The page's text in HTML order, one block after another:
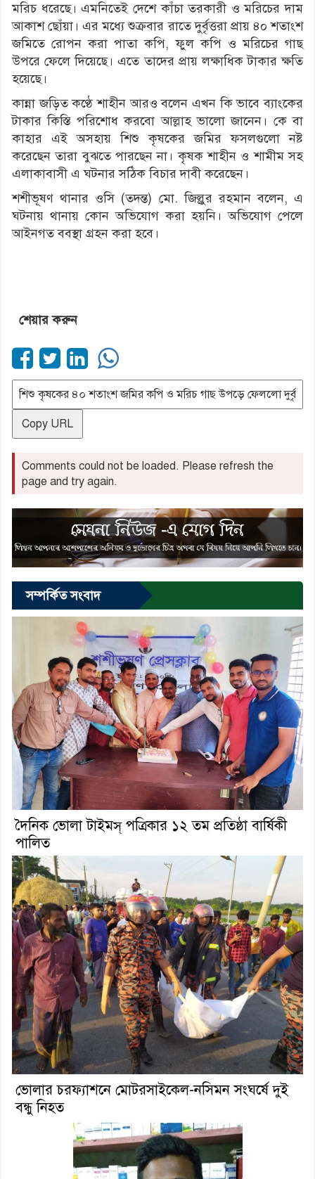
মরিচ ধরেছে। এমনিতেই দেশে কাঁচা তরকারী ও মরিচের দাম
আকাশ ছোঁয়া। এর মধ্যে শুক্রবার রাতে দুর্বৃত্তরা প্রায় ৪০ শতাংশ
জমিতে রোপন করা পাতা কপি, ফুল কপি ও মরিচের গাছ
উপরে ফেলে দিয়েছে। এতে তাদের প্রায় লক্ষাধিক টাকার ক্ষতি
হয়েছে।
কান্না জড়িত কণ্ঠে শাহীন আরও বলেন এখন কি ভাবে ব্যাংকের
টাকার কিস্তি পরিশোধ করবো আল্লাহ ভালো জানেন। কে বা
কাহার এই অসহায় শিশু কৃষকের জমির ফসলগুলো নষ্ট
করেছেন তারা বুঝতে পারছেন না। কৃষক শাহীন ও শামীম সহ
এলাকাবাসী এ ঘটনার সঠিক বিচার দাবী করেছেন।
শশীভূষণ থানার ওসি (তদন্ত) মো. জিল্লুর রহমান বলেন, এ
ঘটনায় থানায় কোন অভিযোগ করা হয়নি। অভিযোগ পেলে
আইনগত ববস্থা গ্রহন করা হবে।
শেয়ার করুন
Copy URL
Comments could not be loaded. Please refresh the
page and try again.
সম্পর্কিত সংবাদ
দৈনিক ভোলা টাইমস্ পত্রিকার ১২ তম প্রতিষ্ঠা বার্ষিকী
পালিত
ভোলার চরফ্যাশনে মোটরসাইকেল-নসিমন সংঘর্ষে দুই
বন্ধু নিহত